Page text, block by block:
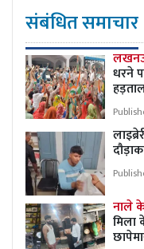
संबंधित समाचार
धरने
नाले
मिला